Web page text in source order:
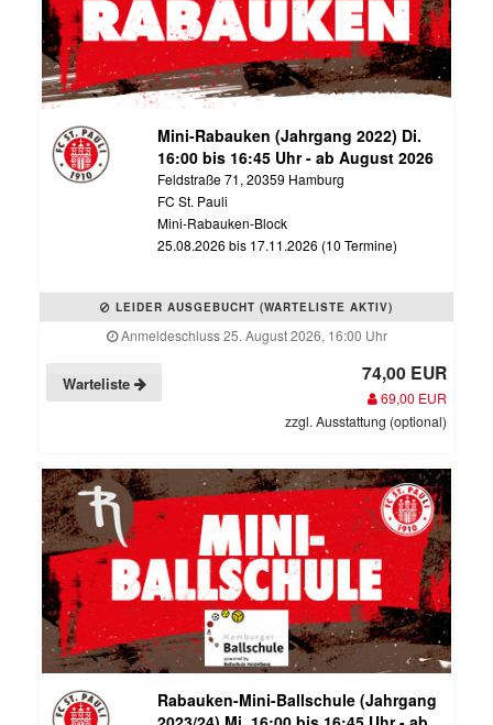
Mini-Rabauken (Jahrgang 2022) Di.
16:00 bis 16:45 Uhr - ab August 2026
Feldstraße 71, 20359 Hamburg
FC St. Pauli
Mini-Rabauken-Block
25.08.2026 bis 17.11.2026 (10 Termine)
LEIDER AUSGEBUCHT (WARTELISTE AKTIV)
Anmeldeschluss 25. August 2026, 16:00 Uhr
Warteliste 74,00 EUR
69,00 EUR
zzgl. Ausstattung (optional)
Rabauken-Mini-Ballschule (Jahrgang